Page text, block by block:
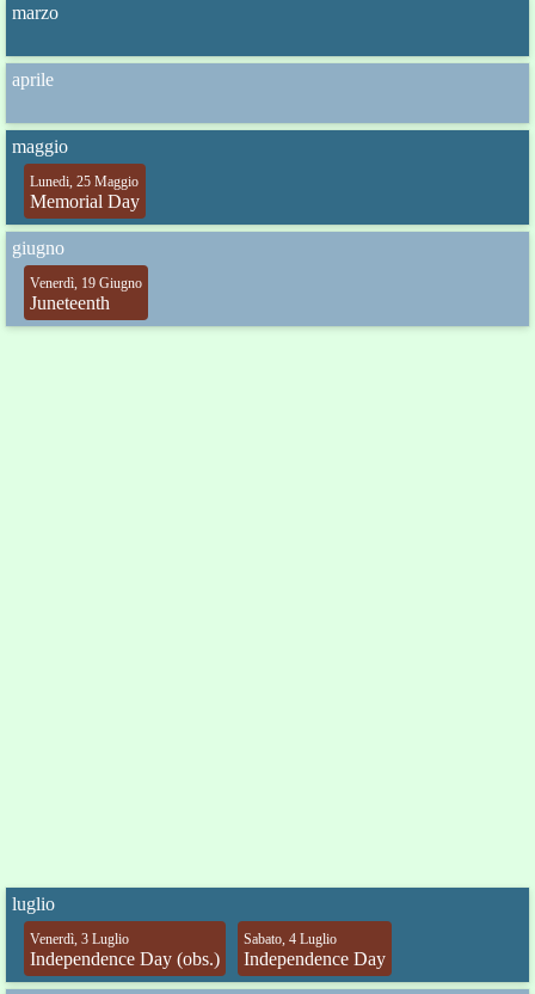
marzo
aprile
maggio
Lunedi, 25 Maggio
Memorial Day
giugno
Venerdì, 19 Giugno
Juneteenth
luglio
Venerdì, 3 Luglio
Independence Day (obs.)
Sabato, 4 Luglio
Independence Day